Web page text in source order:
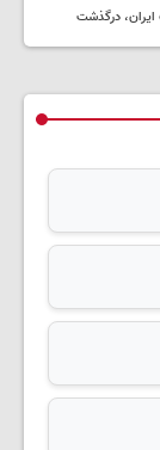
ایران، درگذشت